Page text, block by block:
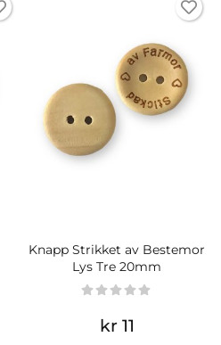
Knapp Strikket av Bestemor
Lys Tre 20mm
kr 11